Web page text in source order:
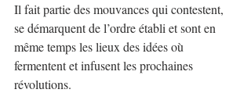
Il fait partie des mouvances qui contestent,
se démarquent de l’ordre établi et sont en
même temps les lieux des idées où
fermentent et infusent les prochaines
révolutions.